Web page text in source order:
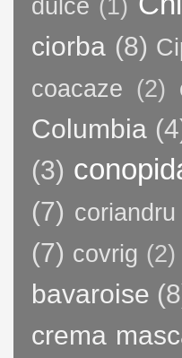
dulce (1)
ciorba (8)
coacaze (2)
Columbia
(3)
(7) coriandru
(7) covrig (2)
bavaroise
crema